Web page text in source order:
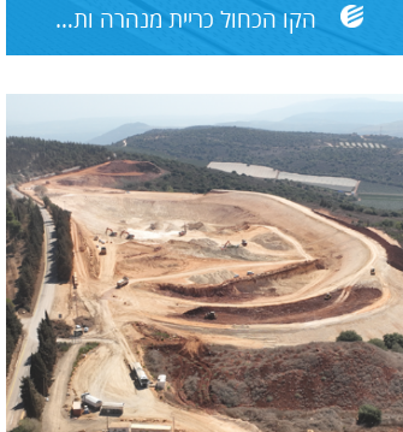
הקו הכחול כריית מנהרה ותחנות תת קרקעיות